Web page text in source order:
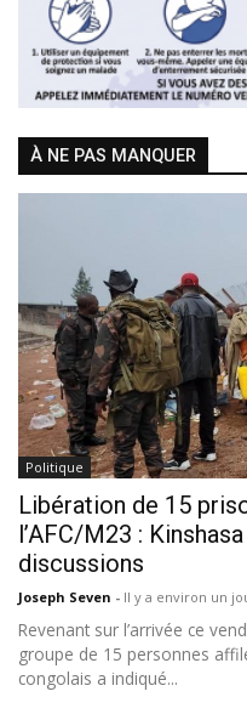
À NE PAS MANQUER
Politique
Libération de 15
l’AFC/M23 :
discussions
Joseph Seven - Il y a environ un
Revenant sur l’arrivée ce
groupe de 15 personnes
congolais a indiqué...